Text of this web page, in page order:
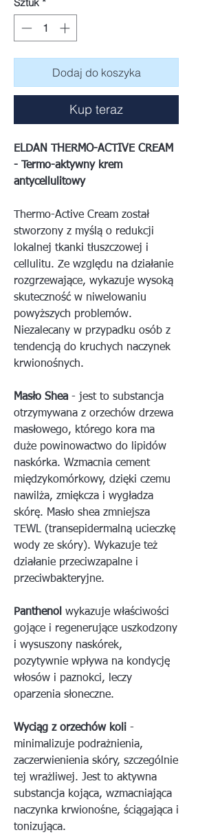
Sztuk *
Dodaj do koszyka
Kup teraz
ELDAN THERMO-ACTIVE CREAM
- Termo-aktywny krem
antycellulitowy
Thermo-Active Cream został
stworzony z myślą o redukcji
lokalnej tkanki tłuszczowej i
cellulitu. Ze względu na działanie
rozgrzewające, wykazuje wysoką
skuteczność w niwelowaniu
powyższych problemów.
Niezalecany w przypadku osób z
tendencją do kruchych naczynek
krwionośnych.
Masło Shea - jest to substancja
otrzymywana z orzechów drzewa
masłowego, którego kora ma
duże powinowactwo do lipidów
naskórka. Wzmacnia cement
międzykomórkowy, dzięki czemu
nawilża, zmiękcza i wygładza
skórę. Masło shea zmniejsza
TEWL (transepidermalną ucieczkę
wody ze skóry). Wykazuje też
działanie przeciwzapalne i
przeciwbakteryjne.
Panthenol wykazuje właściwości
gojące i regenerujące uszkodzony
i wysuszony naskórek,
pozytywnie wpływa na kondycję
włosów i paznokci, leczy
oparzenia słoneczne.
Wyciąg z orzechów koli -
minimalizuje podrażnienia,
zaczerwienienia skóry, szczególnie
tej wrażliwej. Jest to aktywna
substancja kojąca, wzmacniająca
naczynka krwionośne, ściągająca i
tonizująca.